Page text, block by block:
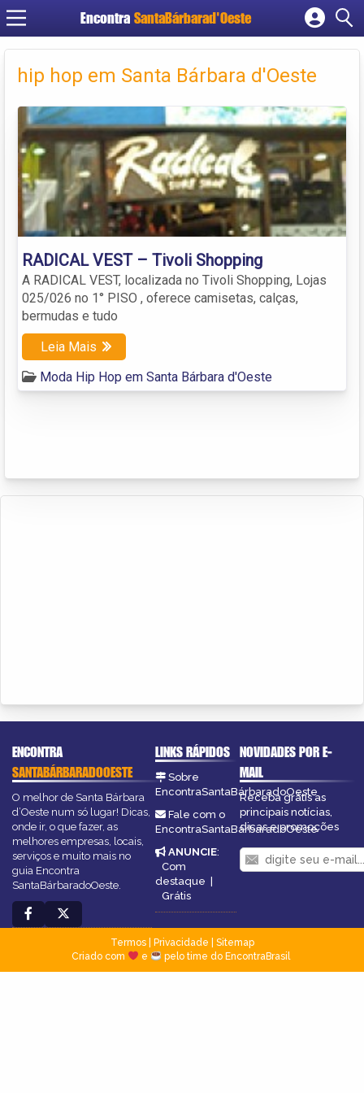
Encontra SantaBárbarad'Oeste
Cadastrar empresa
Criar conta
hip hop em Santa Bárbara d'Oeste
RADICAL VEST – Tivoli Shopping
A RADICAL VEST, localizada no Tivoli Shopping, Lojas
025/026 no 1° PISO , oferece camisetas, calças,
bermudas e tudo
Leia Mais
Moda Hip Hop em Santa Bárbara d'Oeste
ENCONTRA
SANTABÁRBARADOOESTE
O melhor de Santa Bárbara
d’Oeste num só lugar! Dicas,
onde ir, o que fazer, as
melhores empresas, locais,
serviços e muito mais no
guia Encontra
SantaBárbaradoOeste.
LINKS RÁPIDOS
Sobre
EncontraSantaBárbaradoOeste
Fale com o
EncontraSantaBárbaradoOeste
ANUNCIE:
Com
destaque |
Grátis
NOVIDADES POR E-
MAIL
Receba grátis as
principais notícias,
dicas e promoções
Termos| Privacidade
Sitemap
Criado com
e pelo time do EncontraBrasil